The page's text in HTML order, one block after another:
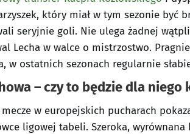
który miał w tym sezonie być
seryjnie goli. Nie ulega żadnej
Lecha w walce o mistrzostwo.
w ostatnich sezonach regularnie
– czy to będzie dla
w europejskich pucharach
ligowej tabeli. Szeroka,